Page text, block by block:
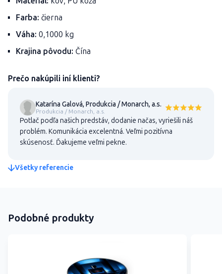
Farba: čierna
Váha: 0,1000 kg
Krajina pôvodu: Čína
Prečo nakúpili iní klienti?
Katarína Galová, Produkcia / Monarch, a.s.
Produkcia / Monarch, a.s.
Potlač podľa našich predstáv, dodanie načas, vyriešili náš
problém. Komunikácia excelentná. Veľmi pozitívna
skúsenosť. Ďakujeme veľmi pekne.
Všetky referencie
Podobné produkty